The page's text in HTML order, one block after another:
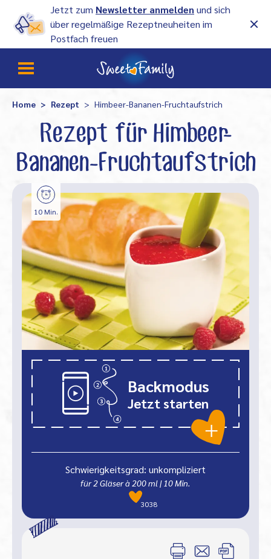
Jetzt zum Newsletter anmelden und sich
über regelmäßige Rezeptneuheiten im
Postfach freuen
Home Rezept Himbeer-Bananen-Fruchtaufstrich
Rezept für Himbeer-
Bananen-Fruchtaufstrich
Backmodus
Jetzt starten
10 Min.
Schwierigkeitsgrad: unkompliziert
für 2 Gläser à 200 ml | 10 Min.
3038